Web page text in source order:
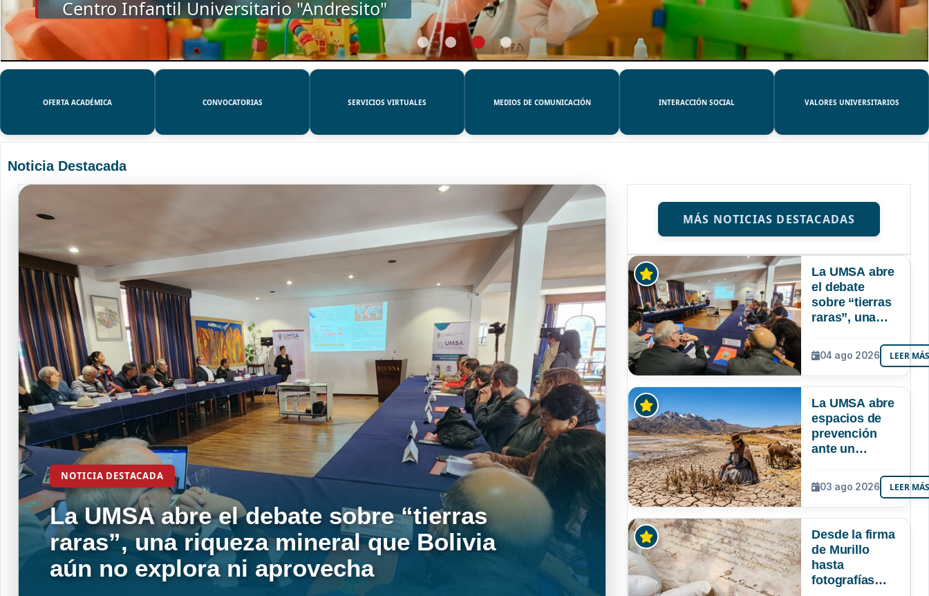
SSUE
OFERTA ACADÉMICA CONVOCATORIAS SERVICIOS VIRTUALES MEDIOS DE COMUNICACIÓN INTERACCIÓN SOCIAL VALORES UNIVERSITARIOS
Noticia Destacada
NOTICIA DESTACADA
La UMSA abre el debate sobre “tierras
raras”, una riqueza mineral que Bolivia
aún no explora ni aprovecha
MÁS NOTICIAS DESTACADAS
La UMSA abre
el debate
sobre “tierras
raras”, una
mineral que
Bolivia aún no
explora ni
04 ago 2026 LEER
La UMSA abre
espacios de
prevención
ante un
Niño que
podría superar
a los tres
Bolivia
03 ago 2026 LEER
Desde la firma
de Murillo
hasta
fotografías